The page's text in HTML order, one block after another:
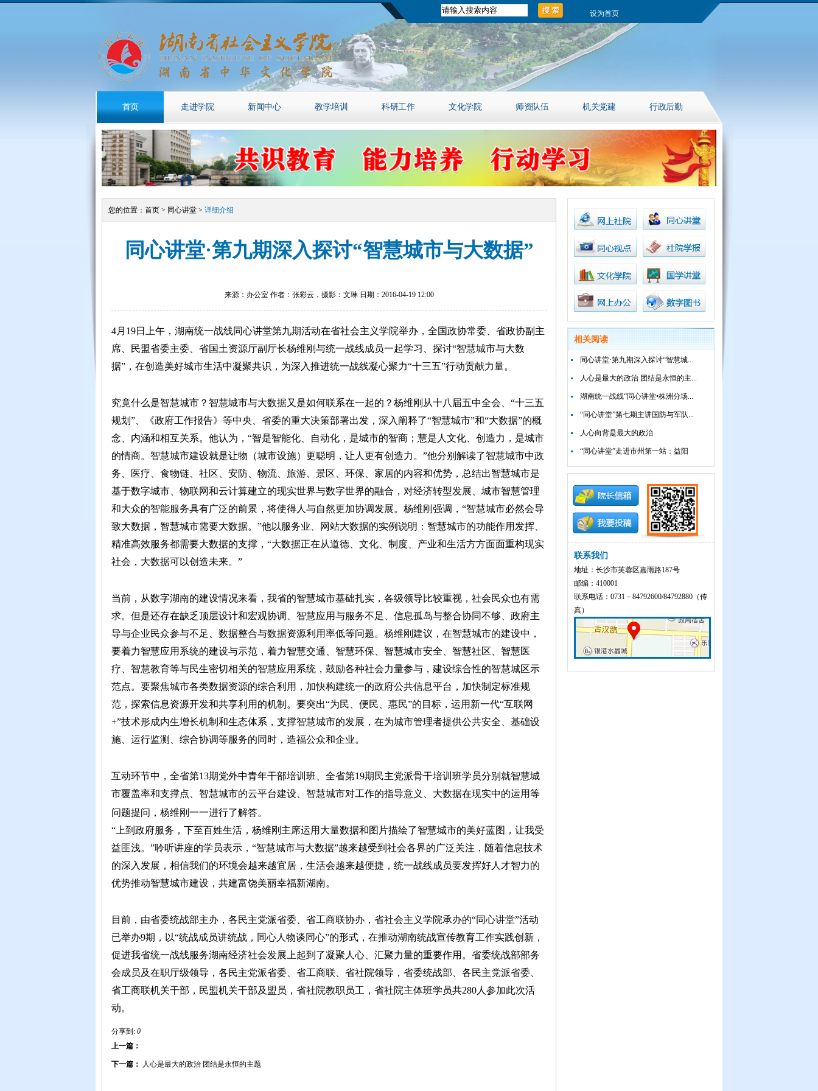
设为首页
首页 走进学院 新闻中心 教学培训 科研工作 文化学院 师资队伍 机关党建 行政后勤
您的位置： 首页 > 同心讲堂 > 详细介绍
同心讲堂·第九期深入探讨“智慧城市与大数据”
来源：办公室 作者：张彩云，摄影：文琳 日期：2016-04-19 12:00
4月19日上午，湖南统一战线同心讲堂第九期活动在省社会主义学院举办， 全国政协常委
省政协副主
席、民盟省委主委、省国土资源厅副厅长杨维刚与统一战线成员一起学习、探讨“智慧城市与大数
据”，在创造美好城市生活中凝聚共识，为深入推进统一战线凝心聚力“十三五”行动贡献力量。
究竟什么是智慧城市？智慧城市与大数据又是如何联系在一起的？杨维刚从十八届五中全会、“十三五
规划”、《政府工作报告》等中央、省委的重大决策部署出发，深入阐释了“智慧城市”和“大数据”的概
念、内涵和相互关系。他认为，“智是智能化、自动化，是城市的智商；慧是人文化、创造力，是城市
的情商。智慧城市建设就是让物（城市设施）更聪明，让人更有创造力。”他分别解读了智慧城市中政
务、医疗、食物链、社区、安防、物流、旅游、景区、环保、家居的内容和优势，总结出智慧城市是
基于数字城市、物联网和云计算建立的现实世界与数字世界的融合，对经济转型发展、城市智慧管理
和大众的智能服务具有广泛的前景，将使得人与自然更加协调发展。杨维刚强调，“智慧城市必然会导
致大数据，智慧城市需要大数据。”他以服务业、网站大数据的实例说明：智慧城市的功能作用发挥、
精准高效服务都需要大数据的支撑，“大数据正在从道德、文化、制度、产业和生活方方面面重构现实
社会，大数据可以创造未来。”
当前，从数字湖南的建设情况来看，我省的智慧城市基础扎实，各级领导比较重视，社会民众也有需
求。但是还存在缺乏顶层设计和宏观协调、智慧应用与服务不足、信息孤岛与整合协同不够、政府主
导与企业民众参与不足、数据整合与数据资源利用率低等问题。杨维刚建议，在智慧城市的建设中，
要着力智慧应用系统的建设与示范，着力智慧交通、智慧环保、智慧城市安全、智慧社区、智慧医
疗、智慧教育等与民生密切相关的智慧应用系统，鼓励各种社会力量参与，建设综合性的智慧城区示
范点。要聚焦城市各类数据资源的综合利用，加快构建统一的政府公共信息平台，加快制定标准规
范，探索信息资源开发和共享利用的机制。要突出“为民、便民、惠民”的目标，运用新一代“互联网
+”技术形成内生增长机制和生态体系，支撑智慧城市的发展，在为城市管理者提供公共安全、基础设
施、运行监测、综合协调等服务的同时，造福公众和企业。
互动环节中，全省第13期党外中青年干部培训班、全省第19期民主党派骨干培训班学员分别就智慧城
市覆盖率和支撑点、智慧城市的云平台建设、智慧城市对工作的指导意义、大数据在现实中的运用等
问题提问，杨维刚一一进行了解答。
“上到政府服务，下至百姓生活，杨维刚主席运用大量数据和图片描绘了智慧城市的美好蓝图 ，让我受
益匪浅。”聆听讲座的学员表示，“智慧城市与大数据”越来越受到 社会各界的广泛关注 ， 随着信息技术
的深入发展， 相信我们的环境会越来越宜居，生活会越来越便捷 ，统一战线成员要发挥好人才智力的
优势推动智慧城市建设，共建富饶美丽幸福新湖南。
目前， 由省委统战部主办，各民主党派省委、省工商联协办，省社会主义学院承办的“同心讲堂”活动
已举办9期，以“统战成员讲统战，同心人物谈同心”的形式，在推动湖南统战宣传教育工作实践创新，
促进我省统一战线服务湖南经济社会发展上起到了凝聚人心、汇聚力量的重要作用。 省委统战部部务
会成员及在职厅级领导，各民主党派省委、省工商联
省社院领导，省委统战部、各民主党派省委、
省工商联机关干部 ， 民盟机关干部及 盟员 ， 省社院教职员工 ， 省社院主体班学员共280人参加此次活
动。
分享到: 0
上一篇：
下一篇： 人心是最大的政治 团结是永恒的主题
相关阅读
同心讲堂·第九期深入探讨“智慧城...
人心是最大的政治 团结是永恒的主...
湖南统一战线“同心讲堂•株洲分场...
“同心讲堂”第七期主讲国防与军队...
人心向背是最大的政治
“同心讲堂”走进市州第一站：益阳
联系我们
地址：长沙市芙蓉区嘉雨路187号
邮编：410001
联系电话：0731－84792600/84792880（传
真）